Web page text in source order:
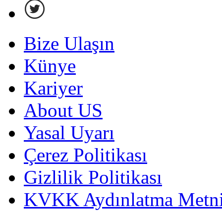
Bize Ulaşın
Künye
Kariyer
About US
Yasal Uyarı
Çerez Politikası
Gizlilik Politikası
KVKK Aydınlatma